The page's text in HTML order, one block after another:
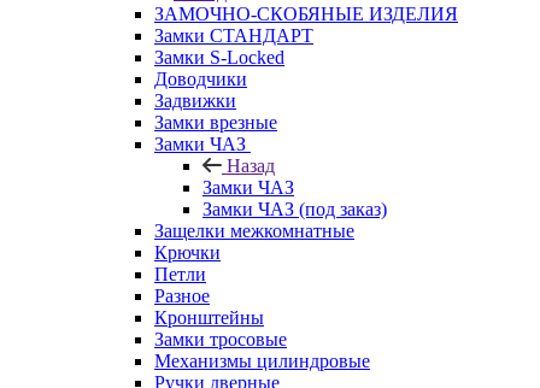
ЗАМОЧНО-СКОБЯНЫЕ ИЗДЕЛИЯ
Замки СТАНДАРТ
Замки S-Locked
Доводчики
Задвижки
Замки врезные
Замки ЧАЗ
Назад
Замки ЧАЗ
Замки ЧАЗ (под заказ)
Защелки межкомнатные
Крючки
Петли
Разное
Кронштейны
Замки тросовые
Механизмы цилиндровые
Ручки дверные